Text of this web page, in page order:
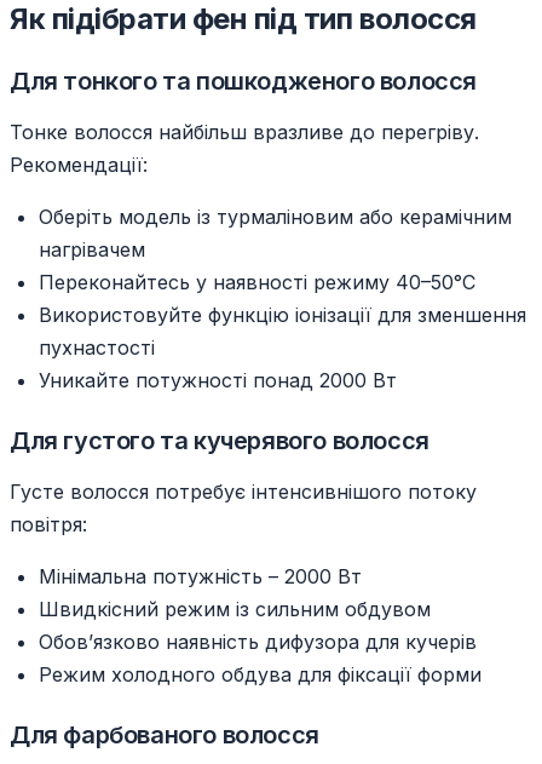
Як підібрати фен під тип волосся
Для тонкого та пошкодженого волосся
Тонке волосся найбільш вразливе до перегріву.
Рекомендації:
Оберіть модель із турмаліновим або керамічним
нагрівачем
Переконайтесь у наявності режиму 40–50°C
Використовуйте функцію іонізації для зменшення
пухнастості
Уникайте потужності понад 2000 Вт
Для густого та кучерявого волосся
Густе волосся потребує інтенсивнішого потоку
повітря:
Мінімальна потужність – 2000 Вт
Швидкісний режим із сильним обдувом
Обов’язково наявність дифузора для кучерів
Режим холодного обдува для фіксації форми
Для фарбованого волосся